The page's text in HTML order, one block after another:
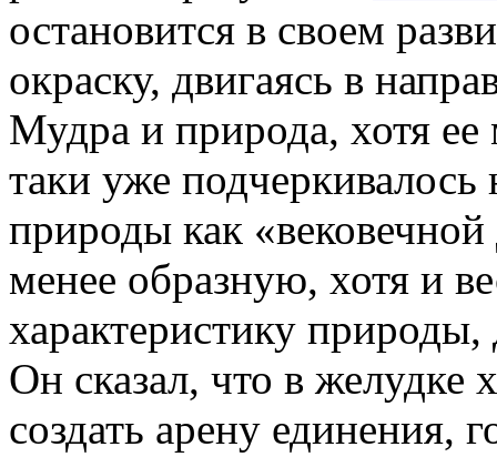
остановится в своем
окраску, двигаясь в
Мудра и природа, хотя ее
таки уже
природы как
менее образную, хотя и
характеристику
Он сказал, что в желудке
создать арену единения,